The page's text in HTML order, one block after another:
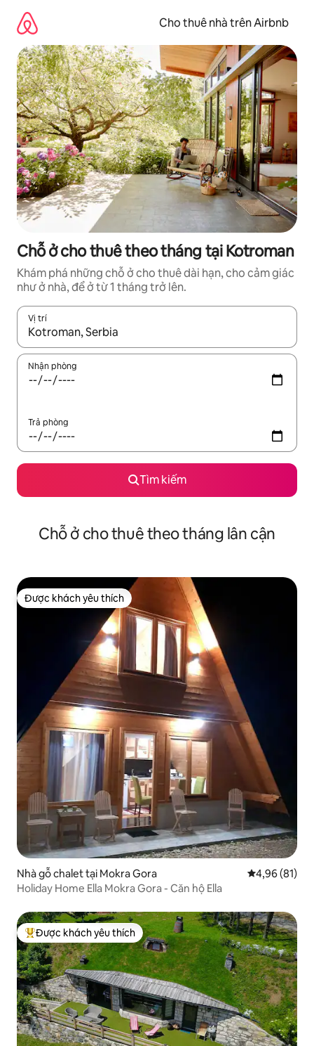
dung
Cho thuê nhà trên Airbnb
Chỗ ở cho thuê theo tháng tại Kotroman
Khám phá những chỗ ở cho thuê dài hạn, cho cảm giác
như ở nhà, để ở từ 1 tháng trở lên.
Vị trí
Khi có kết quả, hãy điều hướng bằng phím mũi tên lên và
Nhận phòng
Trả phòng
Tìm kiếm
Chỗ ở cho thuê theo tháng lân cận
Được khách yêu thích
Được khách yêu thích
Nhà gỗ chalet tại Mokra Gora Xếp hạng
4,96 (81)
Holiday Home Ella Mokra Gora - Căn hộ Ella
Được khách yêu thích nhất
Được khách yêu thích